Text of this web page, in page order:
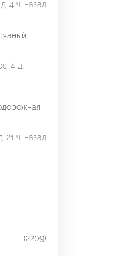
д. 4 ч. назад
4 д.
21 ч. назад
(2209)